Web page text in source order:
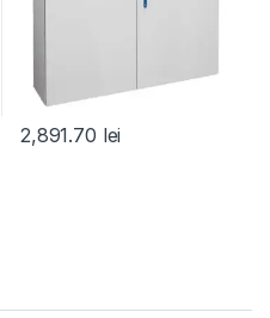
2,891.70 lei